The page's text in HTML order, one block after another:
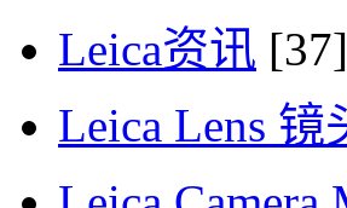
Leica资讯 [37]
Leica Lens 镜